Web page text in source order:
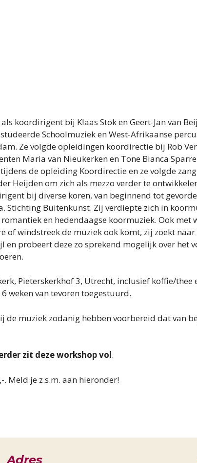
koordirigent bij Klaas Stok en Geert-Jan van
Schoolmuziek en West-Afrikaanse
Ze volgde opleidingen koordirectie bij Rob
Maria van Nieukerken en Tone Bianca
de opleiding Koordirectie en ze volgde
Heijden om zich als mezzo verder te
bij diverse koren, van beginnend tot
Stichting Buitenkunst. Zij verdiepte zich in
en hedendaagse koormuziek. Ook met
of windstreek de muziek ook komt, zij zoekt naar
en probeert deze zo sprekend mogelijk over het
Pieterskerkhof 3, Utrecht, inclusief koffie/
weken van tevoren toegestuurd.
de muziek zodanig hebben voorbereid dat van
zit deze workshop vol.
. Meld je z.s.m. aan hieronder!
Adres